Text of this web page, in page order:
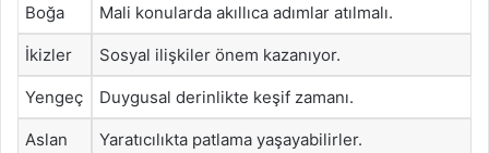
Boğa Mali konularda akıllıca adımlar atılmalı.
İkizler Sosyal ilişkiler önem kazanıyor.
Yengeç Duygusal derinlikte keşif zamanı.
Aslan Yaratıcılıkta patlama yaşayabilirler.